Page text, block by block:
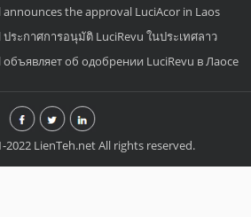
announces the approval LuciAcor in Laos
ประกาศการอนุมัติ LuciRevu ในประเทศลาว
объявляет об одобрении LuciRevu в Лаосе
LienTeh.net All rights reserved.